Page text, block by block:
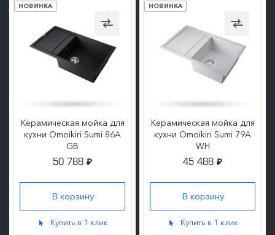
НОВИНКА
Керамическая мойка для
кухни Omoikiri Sumi 86A
GB
50 788 ₽
Купить в 1 клик
НОВИНКА
Керамическая мойка для
кухни Omoikiri Sumi 79A
WH
45 488 ₽
Купить в 1 клик
ПОДРОБНЕЕ ПОДРОБНЕЕ